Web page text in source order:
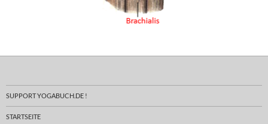
SUPPORT YOGABUCH.DE !
STARTSEITE